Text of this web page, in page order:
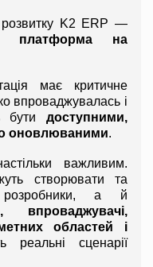
платформа на
має критичне
впроваджувалась і
бути доступними,
оновлюваними.
важливим.
створювати та
впроваджувачі,
областей і
реальні сценарії